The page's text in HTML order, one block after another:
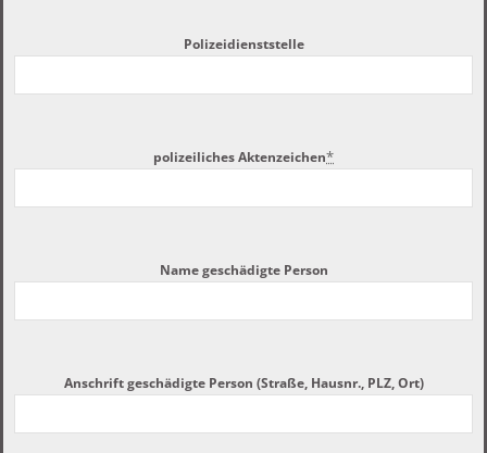
Polizeidienststelle
polizeiliches Aktenzeichen*
Name geschädigte Person
Anschrift geschädigte Person (Straße, Hausnr., PLZ, Ort)